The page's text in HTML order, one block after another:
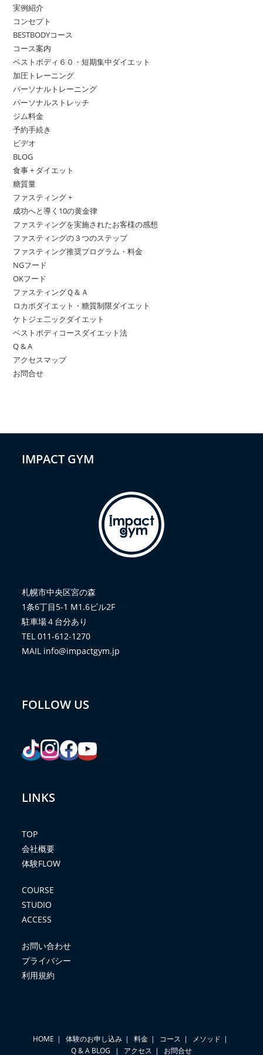
実例紹介
コンセプト
BESTBODYコース
コース案内
ベストボディ６０・短期集中ダイエット
加圧トレーニング
パーソナルトレーニング
パーソナルストレッチ
ジム料金
予約手続き
ビデオ
BLOG
食事 + ダイエット
糖質量
ファスティング +
成功へと導く10の黄金律
ファスティングを実施されたお客様の感想
ファスティングの３つのステップ
ファスティング推奨プログラム・料金
NGフード
OKフード
ファスティングＱ＆Ａ
ロカボダイエット・糖質制限ダイエット
ケトジェ二ックダイエット
ベストボディコースダイエット法
Q & A
アクセスマップ
お問合せ
IMPACT GYM
札幌市中央区宮の森
1条6丁目5-1 M1.6ビル2F
駐車場４台分あり
TEL 011-612-1270
MAIL info@impactgym.jp
FOLLOW US
LINKS
TOP
会社概要
体験FLOW
COURSE
STUDIO
ACCESS
お問い合わせ
プライバシー
利用規約
HOME 体験のお申し込み 料金 コース
メソッド
Q & A BLOG アクセス お問合せ